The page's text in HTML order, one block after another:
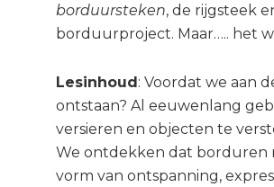
borduursteken, de rijgsteek
borduurproject. Maar….. het
Lesinhoud : Voordat we aan
ontstaan? Al eeuwenlang
versieren en objecten te
We ontdekken dat borduren
vorm van ontspanning,